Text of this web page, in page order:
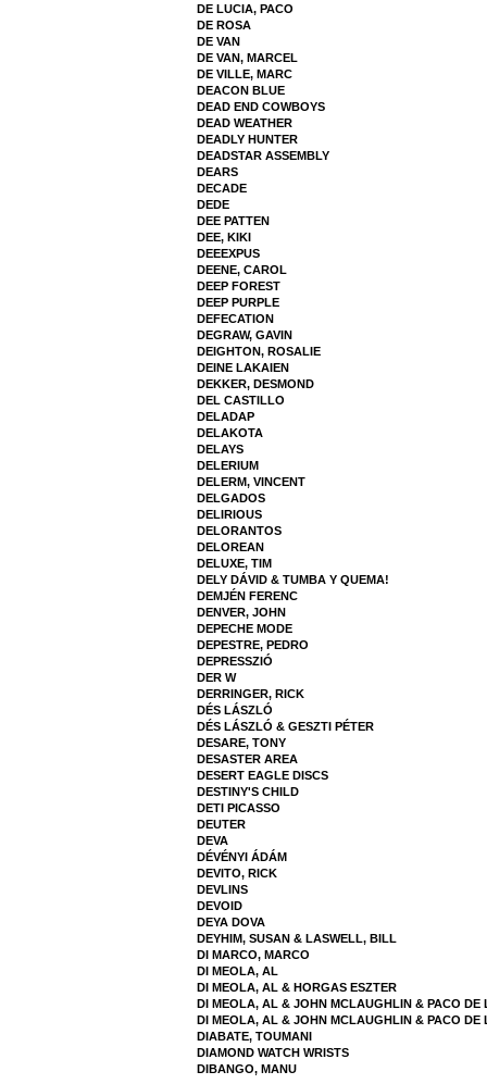
DE LUCIA, PACO
DE ROSA
DE VAN
DE VAN, MARCEL
DE VILLE, MARC
DEACON BLUE
DEAD END COWBOYS
DEAD WEATHER
DEADLY HUNTER
DEADSTAR ASSEMBLY
DEARS
DECADE
DEDE
DEE PATTEN
DEE, KIKI
DEEEXPUS
DEENE, CAROL
DEEP FOREST
DEEP PURPLE
DEFECATION
DEGRAW, GAVIN
DEIGHTON, ROSALIE
DEINE LAKAIEN
DEKKER, DESMOND
DEL CASTILLO
DELADAP
DELAKOTA
DELAYS
DELERIUM
DELERM, VINCENT
DELGADOS
DELIRIOUS
DELORANTOS
DELOREAN
DELUXE, TIM
DELY DÁVID & TUMBA Y QUEMA!
DEMJÉN FERENC
DENVER, JOHN
DEPECHE MODE
DEPESTRE, PEDRO
DEPRESSZIÓ
DER W
DERRINGER, RICK
DÉS LÁSZLÓ
DÉS LÁSZLÓ & GESZTI PÉTER
DESARE, TONY
DESASTER AREA
DESERT EAGLE DISCS
DESTINY'S CHILD
DETI PICASSO
DEUTER
DEVA
DÉVÉNYI ÁDÁM
DEVITO, RICK
DEVLINS
DEVOID
DEYA DOVA
DEYHIM, SUSAN & LASWELL, BILL
DI MARCO, MARCO
DI MEOLA, AL
DI MEOLA, AL & HORGAS ESZTER
DI MEOLA, AL & JOHN MCLAUGHLIN & PACO DE
DI MEOLA, AL & JOHN MCLAUGHLIN & PACO DE
DIABATE, TOUMANI
DIAMOND WATCH WRISTS
DIBANGO, MANU